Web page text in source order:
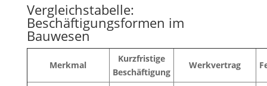
Vergleichstabelle:
Beschäftigungsformen im
Bauwesen
Merkmal
Kurzfristige
Beschäftigung
Werkvertrag